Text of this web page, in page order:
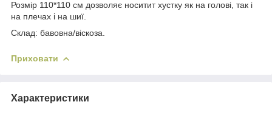
Розмір 110*110 см дозволяє носитит хустку як на голові, так і
на плечах і на шиї.
Склад: бавовна/віскоза.
Приховати
Характеристики